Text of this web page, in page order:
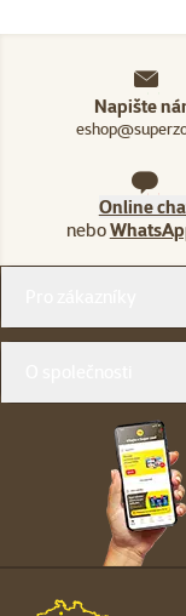
Napište
Online
nebo